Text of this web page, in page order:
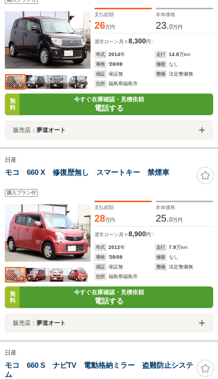
インチアルミホイール HIDヘッドライト ベンチシー
ト 禁煙車
支払総額
26万円
本体価格
23.0万円
通常ローン 月々8,300円
年式 2014年 走行 14.8万km
車検
'28/08 修復
なし
保証
保証無 整備
法定整備無
住所
福島県福島市
無
料
今すぐ在庫確認・見積依頼
電話する
販売店： 夢道オート
日産
モコ 660 X 修復歴無し スマートキー 禁煙車
購入プラン付
支払総額
28万円
本体価格
25.0万円
通常ローン 月々8,900円
年式 2012年 走行 7.9万km
車検
'28/08 修復
なし
保証
保証無 整備
法定整備無
住所
福島県福島市
無
料
今すぐ在庫確認・見積依頼
電話する
販売店： 夢道オート
日産
モコ 660 S ナビTV 電動格納ミラー 盗難防止システ
ム